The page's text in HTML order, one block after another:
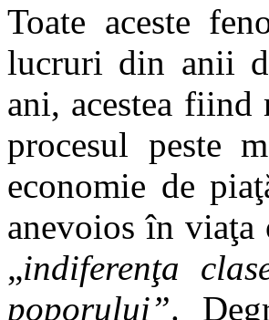
Toate aceste
lucruri din anii
ani, acestea fiind
procesul peste
economie de
anevoios în viaţa
„indiferenţa
poporului”.